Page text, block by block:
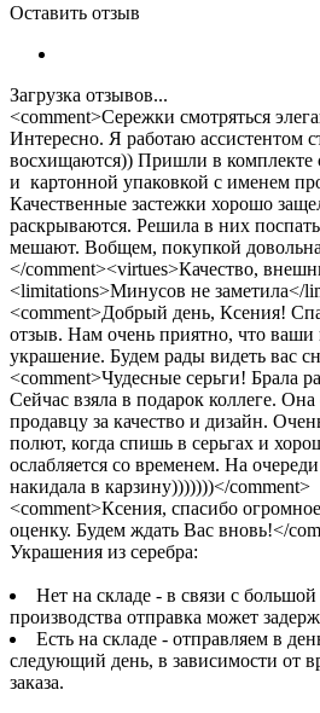
Оставить отзыв
Загрузка отзывов...
<comment>Сережки смотряться
Интересно. Я работаю ассистентом
восхищаются)) Пришли в комплекте
и картонной упаковкой с именем
Качественные застежки хорошо
раскрываются. Решила в них
мешают. Вобщем, покупкой
</comment><virtues>Качество,
<limitations>Минусов не заметила</
<comment>Добрый день, Ксения!
отзыв. Нам очень приятно, что
украшение. Будем рады видеть вас
<comment>Чудесные серьги! Брала
Сейчас взяла в подарок коллеге.
продавцу за качество и дизайн.
полют, когда спишь в серьгах и
ослабляется со временем. На
накидала в карзину)))))))</comment>
<comment>Ксения, спасибо
оценку. Будем ждать Вас вновь!</
Украшения из серебра:
Нет на складе - в связи с
производства отправка может
Есть на складе - отправляем в
следующий день, в зависимости от
заказа.